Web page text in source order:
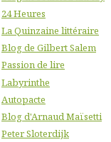
24 Heures
La Quinzaine littéraire
Blog de Gilbert Salem
Passion de lire
Labyrinthe
Autopacte
Blog d'Arnaud Maïsetti
Peter Sloterdijk